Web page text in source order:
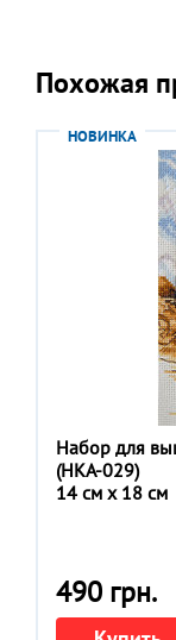
Похожая
НОВИНКА
Набор для
(НКА-029)
14 см x 18 см
490 грн.